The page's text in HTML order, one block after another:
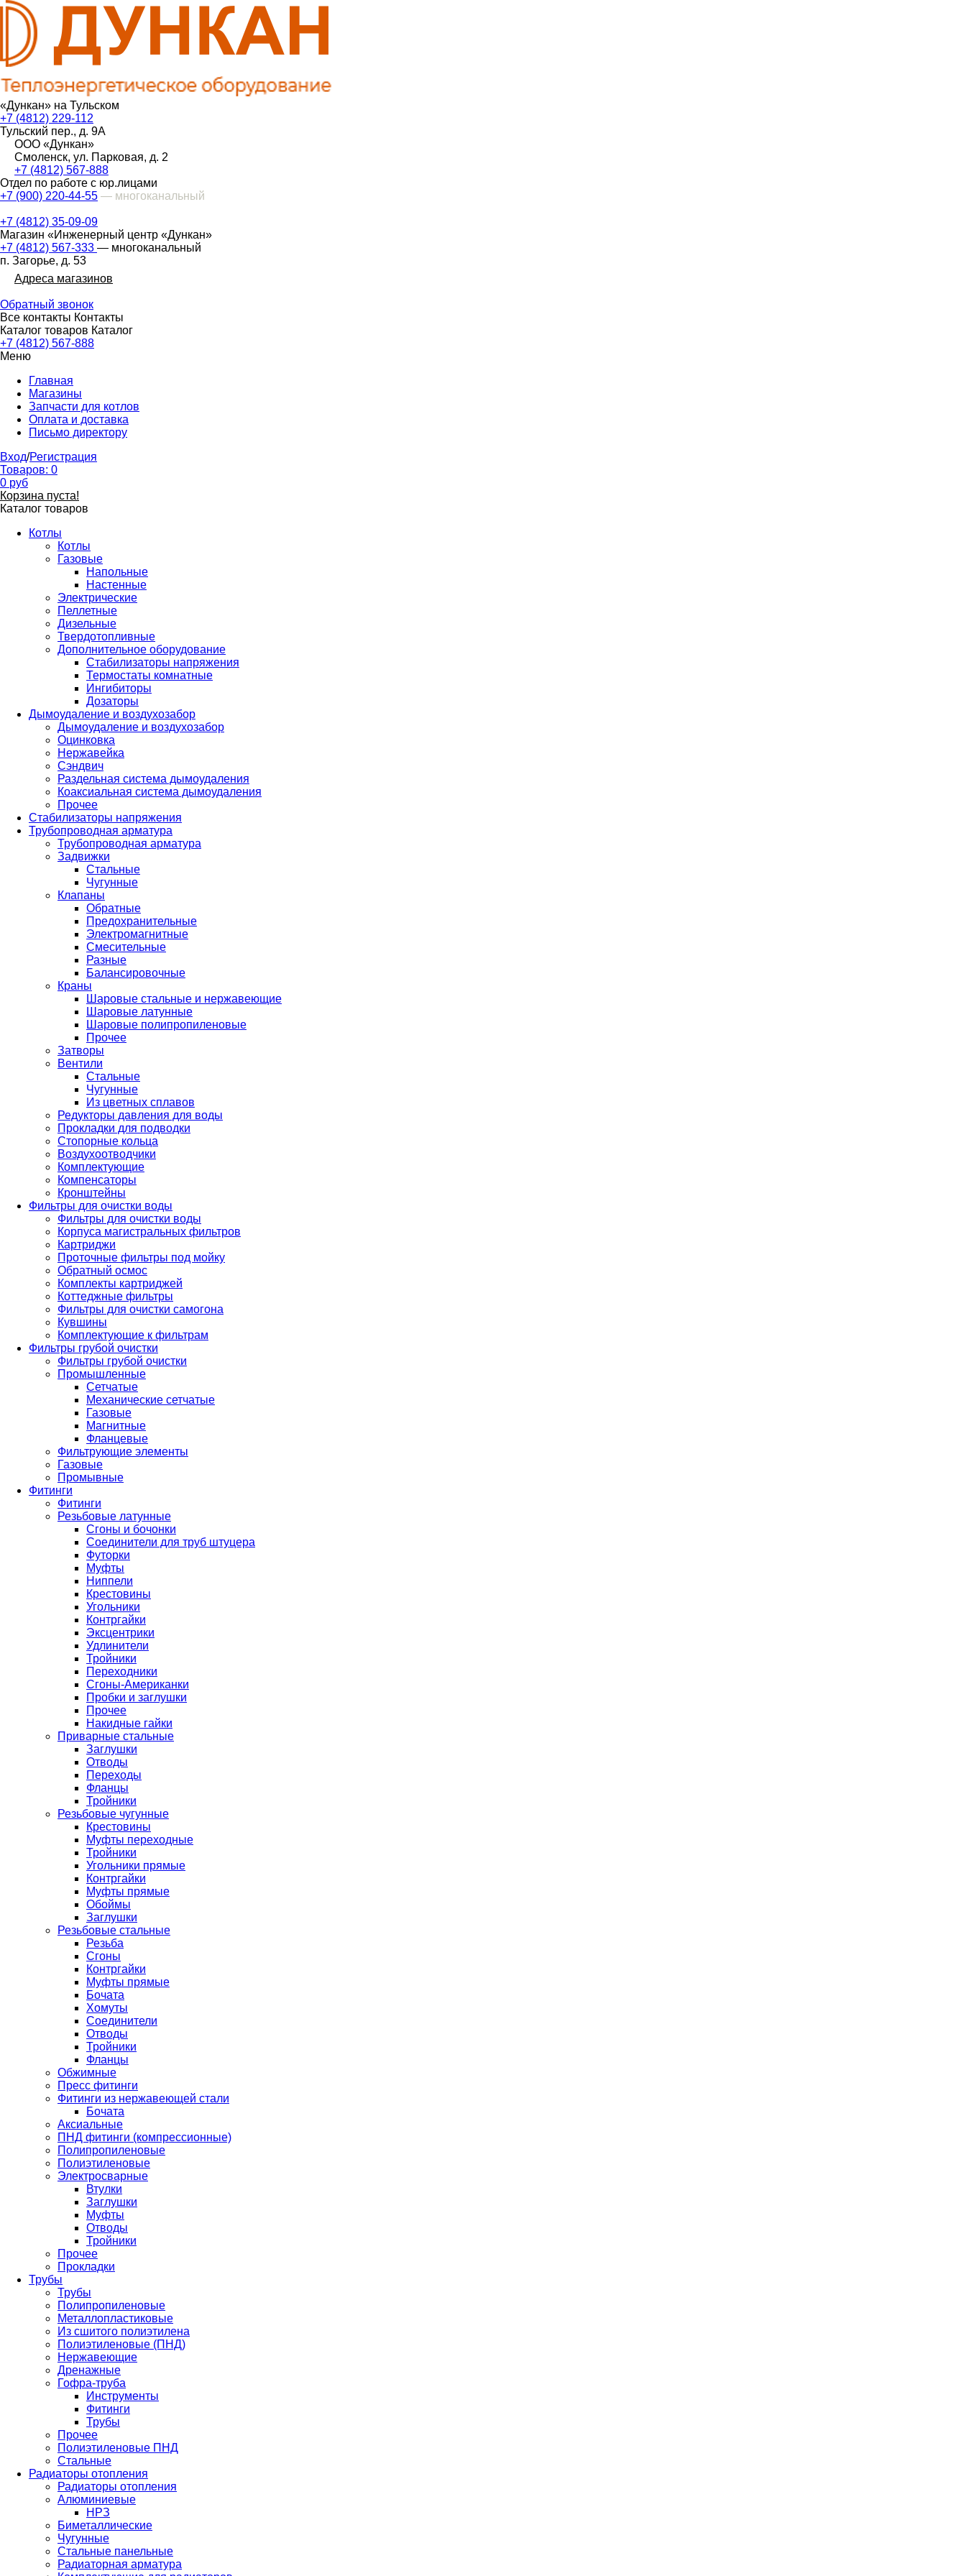
«Дункан» на Тульском
+7 (4812) 229-112
Тульский пер., д. 9А
ООО «Дункан»
Смоленск, ул. Парковая, д. 2
+7 (4812) 567-888
Отдел по работе с юр.лицами
+7 (900) 220-44-55 — многоканальный
+7 (4812) 35-09-09
Магазин «Инженерный центр «Дункан»
+7 (4812) 567-333 — многоканальный
п. Загорье, д. 53
Адреса магазинов
Обратный звонок
Все контакты Контакты
Каталог товаров Каталог
+7 (4812) 567-888
Меню
Главная
Магазины
Запчасти для котлов
Оплата и доставка
Письмо директору
Вход/Регистрация
Товаров: 0
0 руб
Корзина пуста!
Каталог товаров
Котлы
Котлы
Газовые
Напольные
Настенные
Электрические
Пеллетные
Дизельные
Твердотопливные
Дополнительное оборудование
Стабилизаторы напряжения
Термостаты комнатные
Ингибиторы
Дозаторы
Дымоудаление и воздухозабор
Дымоудаление и воздухозабор
Оцинковка
Нержавейка
Сэндвич
Раздельная система дымоудаления
Коаксиальная система дымоудаления
Прочее
Стабилизаторы напряжения
Трубопроводная арматура
Трубопроводная арматура
Задвижки
Стальные
Чугунные
Клапаны
Обратные
Предохранительные
Электромагнитные
Смесительные
Разные
Балансировочные
Краны
Шаровые стальные и нержавеющие
Шаровые латунные
Шаровые полипропиленовые
Прочее
Затворы
Вентили
Стальные
Чугунные
Из цветных сплавов
Редукторы давления для воды
Прокладки для подводки
Стопорные кольца
Воздухоотводчики
Комплектующие
Компенсаторы
Кронштейны
Фильтры для очистки воды
Фильтры для очистки воды
Корпуса магистральных фильтров
Картриджи
Проточные фильтры под мойку
Обратный осмос
Комплекты картриджей
Коттеджные фильтры
Фильтры для очистки самогона
Кувшины
Комплектующие к фильтрам
Фильтры грубой очистки
Фильтры грубой очистки
Промышленные
Сетчатые
Механические сетчатые
Газовые
Магнитные
Фланцевые
Фильтрующие элементы
Газовые
Промывные
Фитинги
Фитинги
Резьбовые латунные
Сгоны и бочонки
Соединители для труб штуцера
Футорки
Муфты
Ниппели
Крестовины
Угольники
Контргайки
Эксцентрики
Удлинители
Тройники
Переходники
Сгоны-Американки
Пробки и заглушки
Прочее
Накидные гайки
Приварные стальные
Заглушки
Отводы
Переходы
Фланцы
Тройники
Резьбовые чугунные
Крестовины
Муфты переходные
Тройники
Угольники прямые
Контргайки
Муфты прямые
Обоймы
Заглушки
Резьбовые стальные
Резьба
Сгоны
Контргайки
Муфты прямые
Бочата
Хомуты
Соединители
Отводы
Тройники
Фланцы
Обжимные
Пресс фитинги
Фитинги из нержавеющей стали
Бочата
Аксиальные
ПНД фитинги (компрессионные)
Полипропиленовые
Полиэтиленовые
Электросварные
Втулки
Заглушки
Муфты
Отводы
Тройники
Прочее
Прокладки
Трубы
Трубы
Полипропиленовые
Металлопластиковые
Из сшитого полиэтилена
Полиэтиленовые (ПНД)
Нержавеющие
Дренажные
Гофра-труба
Инструменты
Фитинги
Трубы
Прочее
Полиэтиленовые ПНД
Стальные
Радиаторы отопления
Радиаторы отопления
Алюминиевые
НРЗ
Биметаллические
Чугунные
Стальные панельные
Радиаторная арматура